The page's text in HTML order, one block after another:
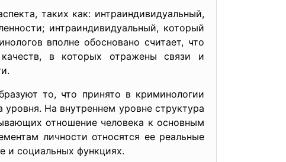
таких как: интраиндивидуальный,
интраиндивидуальный, который
вполне обосновано считает, что
качеств, в которых отражены связи и
то, что принято в криминологии
На внутреннем уровне структура
отношение человека к основным
личности относятся ее реальные
и социальных функциях.